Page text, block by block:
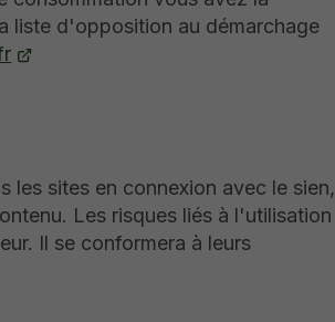
liste d'opposition au démarchage
les sites en connexion avec le sien,
Les risques liés à l'utilisation
Il se conformera à leurs